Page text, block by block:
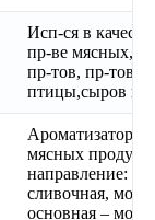
Исп-ся в
пр-ве мясных,
пр-тов, пр-тов
птицы,сыров и
Ароматизатор
мясных
направление:
сливочная,
основная –